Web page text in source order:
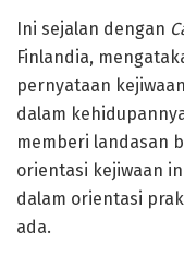
Ini sejalan dengan
Finlandia,
pernyataan
dalam
memberi landasan
orientasi kejiwaan
dalam orientasi
ada.